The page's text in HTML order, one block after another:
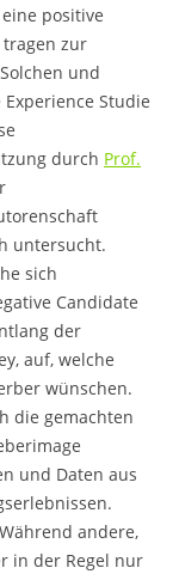
positive
tragen zur
und
Studie
durch Prof.
untersucht.
sich
Candidate
der
auf, welche
wünschen.
die gemachten
und Daten aus
andere,
in der Regel nur